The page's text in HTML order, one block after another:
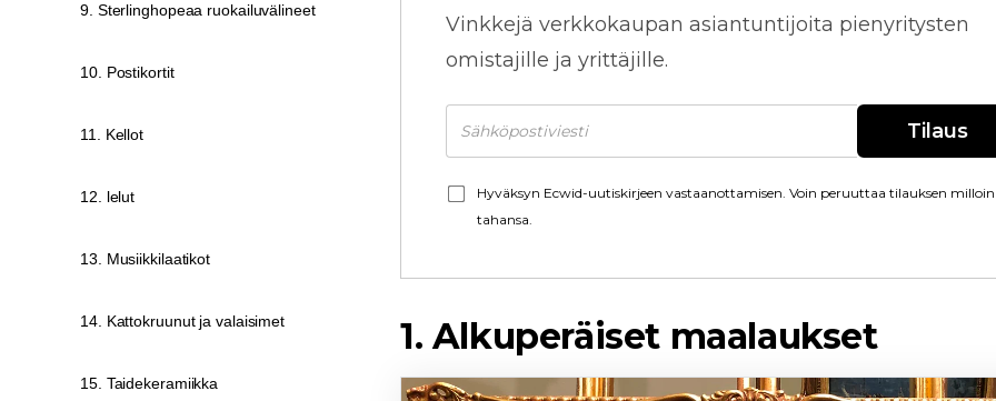
Vinkkejä verkkokaupan asiantuntijoita pienyritysten
omistajille ja yrittäjille.
Tilaus
Hyväksyn Ecwid-uutiskirjeen vastaanottamisen. Voin peruuttaa tilauksen milloin
tahansa.
1. Alkuperäiset maalaukset
9. Sterlinghopeaa ruokailuvälineet
10. Postikortit
11. Kellot
12. lelut
13. Musiikkilaatikot
14. Kattokruunut ja valaisimet
15. Taidekeramiikka